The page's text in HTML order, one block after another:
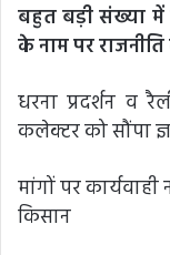
बहुत बड़ी संख्या में
के नाम पर
धरना प्रदर्शन व
कलेक्टर को सौंपा
मांगों पर
किसान